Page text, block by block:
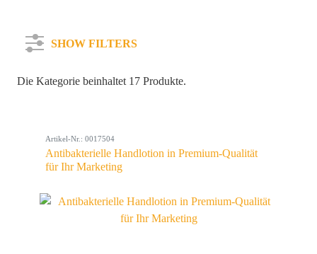
SHOW FILTERS
Farbe
Die Kategorie beinhaltet 17 Produkte.
Artikel-Nr.: 0017504
Antibakterielle Handlotion in Premium-Qualität
für Ihr Marketing